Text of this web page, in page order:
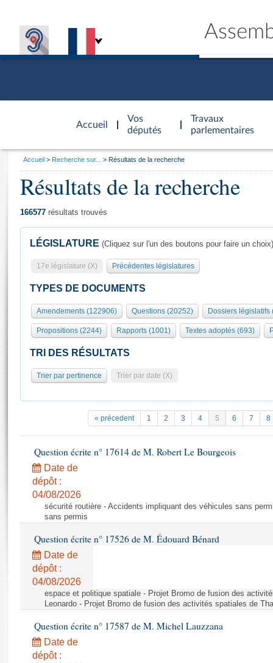
Accueil
d'accueil
Vos
députés
Travaux
parlementaires
Présidence
577 députés
Groupes politiques
Séance publique
Commissions et autres organes
Europe et International
Pétitions
Projets de loi
Propositions de loi
Amendements
Textes adoptés
Rapports législatifs
Rapports sur l'application des lois
Baromètre de l’application des lois
Dossiers législatifs
Budget et sécurité sociale
Questions écrites et orales
Général
Rôle et pouvoirs de l'Assemblée
Organisation de l'Assemblée
Présidence Conférence des Présidents Bureau Collège des
Statistiques et chiffres clés
Documents de référence
( Constitution | Règlement de l'Assemblée ... )
Histoire
Juniors
Anciennes législatures
Visiter l'Assemblée
Visite virtuelle du palais Bourbon
Assister à une séance
La Bibliothèque
Contacts et plan d'accès
Photos libres de droit
Vous
Accueil Recherche sur... Résultats de la recherche
Résultats de la recherche
166577 résultats trouvés
LÉGISLATURE (Cliquez sur l'un des boutons pour faire un choix)
17e législature (X) Précédentes législatures
TYPES DE DOCUMENTS
Amendements (122906) Questions (20252) Dossiers législatifs
Propositions (2244) Rapports (1001) Textes adoptés (693)
TRI DES RÉSULTATS
Trier par pertinence Trier par date (X)
« précedent 1 2 3 4 5 6 7 8
Question écrite n° 17614 de M. Robert Le Bourgeois
Date de
dépôt :
04/08/2026
sécurité routière - Accidents impliquant des véhicules sans
sans permis
Question écrite n° 17526 de M. Édouard Bénard
Date de
dépôt :
04/08/2026
espace et politique spatiale - Projet Bromo de fusion des
Leonardo - Projet Bromo de fusion des activités spatiales de
Question écrite n° 17587 de M. Michel Lauzzana
Date de
dépôt :